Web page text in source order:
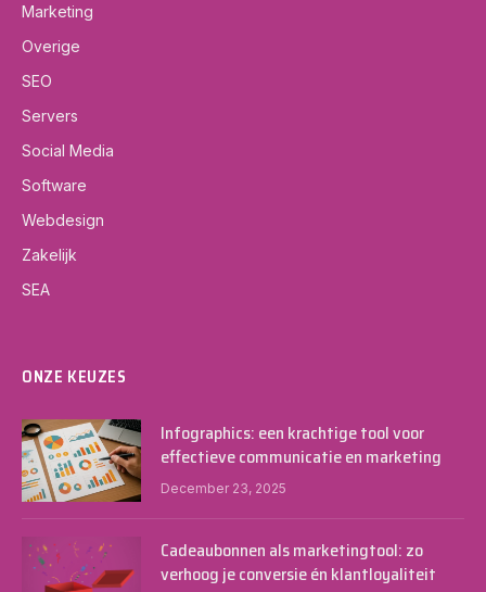
Marketing
Overige
SEO
Servers
Social Media
Software
Webdesign
Zakelijk
SEA
ONZE KEUZES
Infographics: een krachtige tool voor
effectieve communicatie en marketing
December 23, 2025
Cadeaubonnen als marketingtool: zo
verhoog je conversie én klantloyaliteit